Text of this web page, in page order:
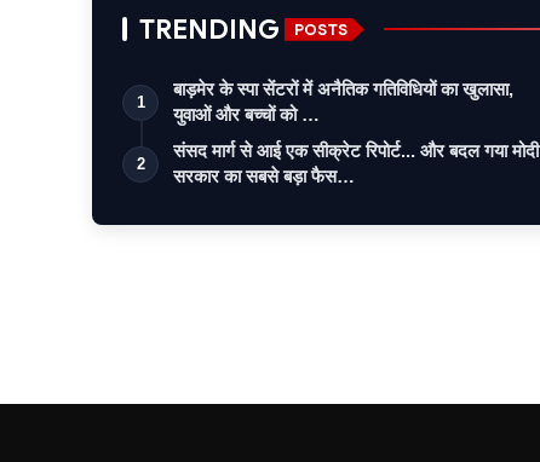
TRENDING POSTS
1
बाड़मेर के स्पा सेंटरों में अनैतिक गतिविधियों का खुलासा,
युवाओं और बच्चों को …
2
संसद मार्ग से आई एक सीक्रेट रिपोर्ट... और बदल गया मोदी
सरकार का सबसे बड़ा फैस…